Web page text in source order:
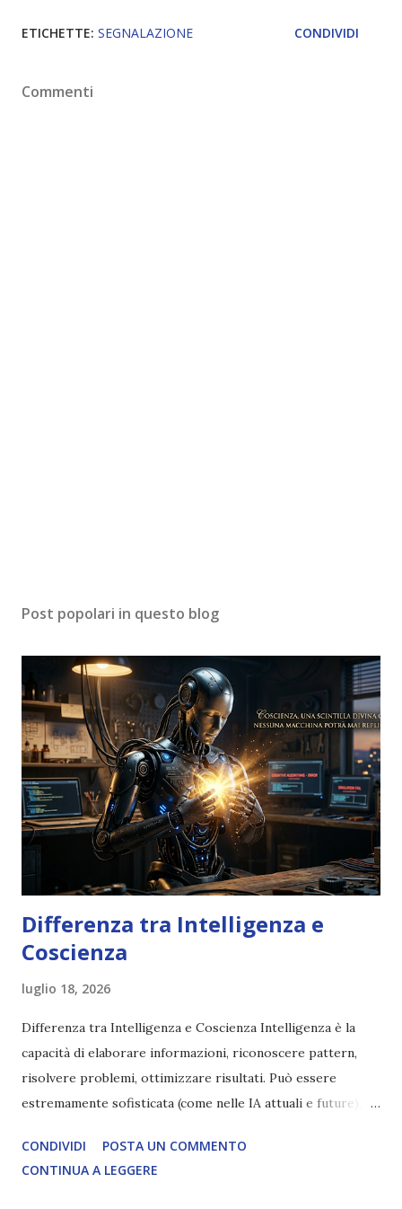
ETICHETTE: SEGNALAZIONE CONDIVIDI
Commenti
Post popolari in questo blog
Differenza tra Intelligenza e
Coscienza
luglio 18, 2026
Differenza tra Intelligenza e Coscienza Intelligenza è la
capacità di elaborare informazioni, riconoscere pattern,
risolvere problemi, ottimizzare risultati. Può essere
estremamente sofisticata (come nelle IA attuali e future),
soggettiva, non prova vero amore, non ha libero arbitrio
autentico, non ha connessione con l’Uno. Coscienza è la
CONDIVIDI
POSTA UN COMMENTO
CONTINUA A LEGGERE